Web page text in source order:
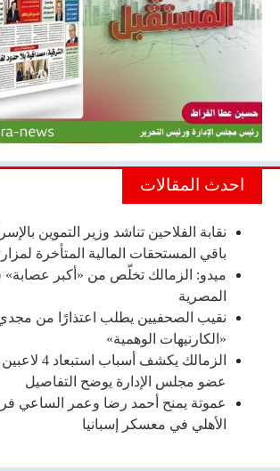
احدث المقالات
نقابة الفلاحين تناشد وزير التموين
باقي المستحقات المالية المتأخرة
ميدو: الزمالك تخلّص من «أكبر عصابة»
المصرية
نقيب الصحفيين يطلب اعتذارًا من
«الكارنيهات الوهمية»
الزمالك يكشف
عضو مجلس الإدارة يوضح التفاصيل
عموتة يمنح أحمد رضا وعمر الساعي
الأهلي في معسكر إسبانيا